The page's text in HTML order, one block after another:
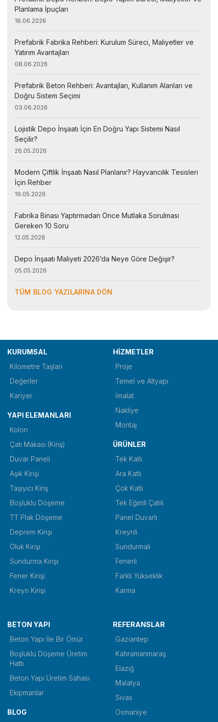
Planlama İpuçları
16.06.2026
Prefabrik Fabrika Rehberi: Kurulum Süreci, Maliyetler ve
Yatırım Avantajları
08.06.2026
Prefabrik Beton Rehberi: Avantajları, Kullanım Alanları ve
Doğru Sistem Seçimi
03.06.2026
Lojistik Depo İnşaatı İçin En Doğru Yapı Sistemi Nasıl
Seçilir?
26.05.2026
Modern Çiftlik İnşaatı Nasıl Planlanır? Hayvancılık Tesisleri
İçin Rehber
19.05.2026
Fabrika Binası Yaptırmadan Önce Mutlaka Sorulması
Gereken 10 Soru
12.05.2026
Depo İnşaatı Maliyeti 2026’da Neye Göre Değişir?
05.05.2026
TÜM BLOG YAZILARINA DÖN
KURUMSAL
Kilometre Taşları
Değerler
Kariyer
YAPI ELEMANLARI
Kolon
Çatı Makası (Kiriş)
Duvar Paneli
Aşık Kirişi
Taşıyıcı Kiriş
Boşluklu Döşeme
TT Plak Döşeme
Deprem Kirişi
Oluk Kirişi
Sundurma Kirişi
Fener Kirişi
Kreyn Kirişi
HİZMETLER
Proje
Temel ve Altyapı
İmalat
Nakliye
Montaj
ÜRÜNLER
Tek Katlı
Ara Katlı
Çok Katlı
Tek Eğimli Çatılı
Panel Duvarlı
Kreynli
Sundurmalı
Fenerli
Farklı Yükseklik
Karma
BETON YAPI
Beton Yapı İle Bir Ömür
Boşluklu Döşeme Üretim
Hattı
Beton Yapı Üretim Sahası
Ekipmanlar
BLOG
REFERANSLAR
Gaziantep
Kahramanmaraş
Elazığ
Malatya
Sivas
Osmaniye